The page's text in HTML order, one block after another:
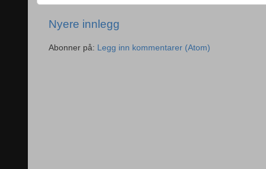
Nyere innlegg
Abonner på: Legg inn kommentarer (Atom)